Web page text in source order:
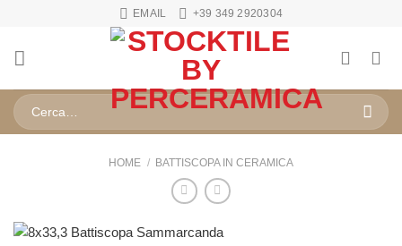
contenuti
EMAIL +39 349 2920304
Cerca:
HOME / BATTISCOPA IN CERAMICA